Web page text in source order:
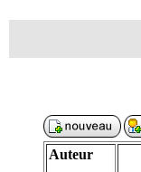
Auteur